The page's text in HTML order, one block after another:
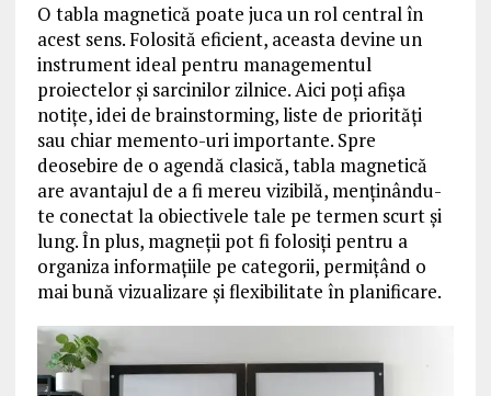
O tabla magnetică poate juca un rol central în
acest sens. Folosită eficient, aceasta devine un
instrument ideal pentru managementul
proiectelor și sarcinilor zilnice. Aici poți afișa
notițe, idei de brainstorming, liste de priorități
sau chiar memento-uri importante. Spre
deosebire de o agendă clasică, tabla magnetică
are avantajul de a fi mereu vizibilă, menținându-
te conectat la obiectivele tale pe termen scurt și
lung. În plus, magneții pot fi folosiți pentru a
organiza informațiile pe categorii, permițând o
mai bună vizualizare și flexibilitate în planificare.